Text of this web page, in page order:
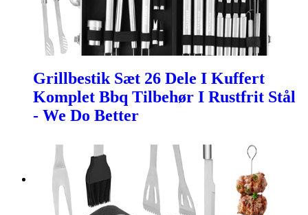
Grillbestik Sæt 26 Dele I Kuffert
Komplet Bbq Tilbehør I Rustfrit Stål
- We Do Better